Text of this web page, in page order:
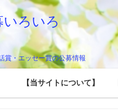
いろいろ
賞・エッセー賞の公募情報
【当サイトについて】